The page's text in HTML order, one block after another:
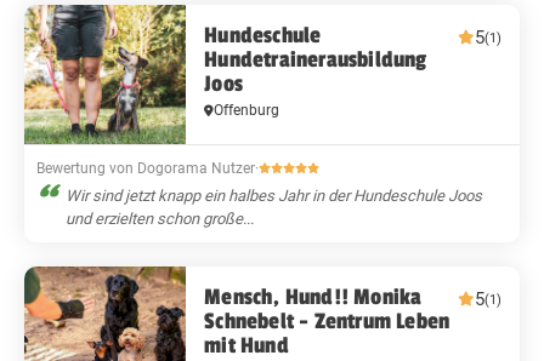
Hundeschule
Hundetrainerausbildung
Joos
5(1)
Offenburg
Bewertung von Dogorama Nutzer·
Wir sind jetzt knapp ein halbes Jahr in der Hundeschule Joos
und erzielten schon große...
Mensch, Hund!! Monika
Schnebelt - Zentrum Leben
mit Hund
5(1)